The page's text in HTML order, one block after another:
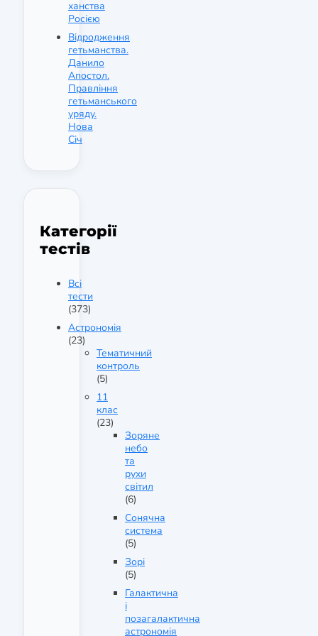
ханства
Росією
Відродження
гетьманства.
Данило
Апостол.
Правління
гетьманського
уряду.
Нова
Січ
Категорії
тестів
Всі
тести
(373)
Астрономія
(23)
Тематичний
контроль
(5)
11
клас
(23)
Зоряне
небо
та
рухи
світил
(6)
Сонячна
система
(5)
Зорі
(5)
Галактична
і
позагалактична
астрономія